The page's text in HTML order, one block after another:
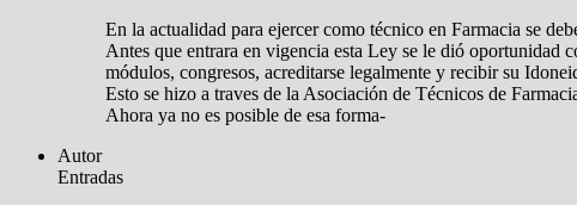
En la actualidad para ejercer como técnico en Farmacia se
Antes que entrara en vigencia esta Ley se le dió oportunidad
módulos, congresos, acreditarse legalmente y recibir su
Esto se hizo a traves de la Asociación de Técnicos de
Ahora ya no es posible de esa forma-
Autor
Entradas